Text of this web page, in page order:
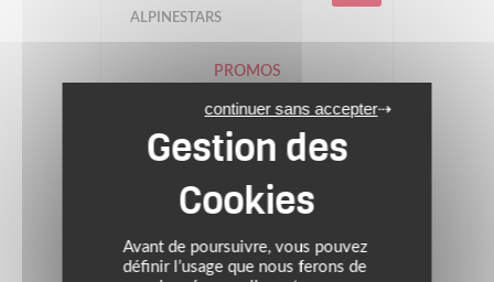
ALPINESTARS
PROMOS
Blouson GP FORCE
Prix conseillé : 509.95 €
noir//blanc/rouge fluo
(1)
Avant de poursuivre, vous pouvez
définir l’usage que nous ferons de
continuer sans accepter